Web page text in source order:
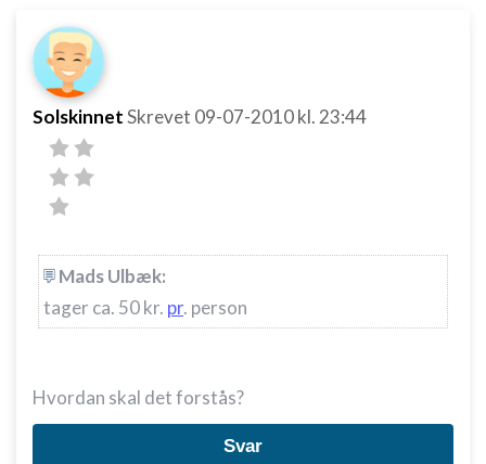
SolskinnetSkrevet 09-07-2010kl. 23:44
Mads Ulbæk:
tager ca. 50 kr. pr. person
Hvordan skal det forstås?
Svar